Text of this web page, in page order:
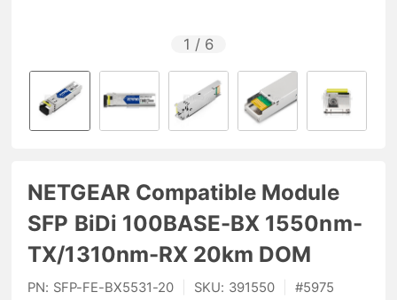
1 / 6
NETGEAR Compatible Module
SFP BiDi 100BASE-BX 1550nm-
TX/1310nm-RX 20km DOM
PN: SFP-FE-BX5531-20 SKU: 391550 #5975